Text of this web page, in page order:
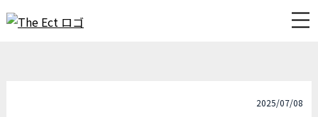
2025/07/08